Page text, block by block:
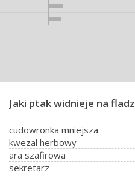
Jaki ptak widnieje na
cudowronka mniejsza
kwezal herbowy
ara szafirowa
sekretarz